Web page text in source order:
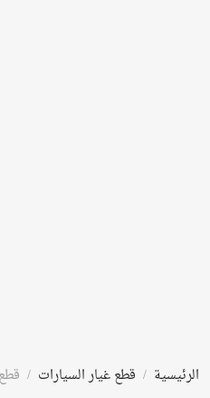
الرئيسية قطع غيار السيارات